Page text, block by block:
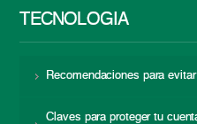
TECNOLOGÍA
Recomendaciones para
Claves para proteger tu